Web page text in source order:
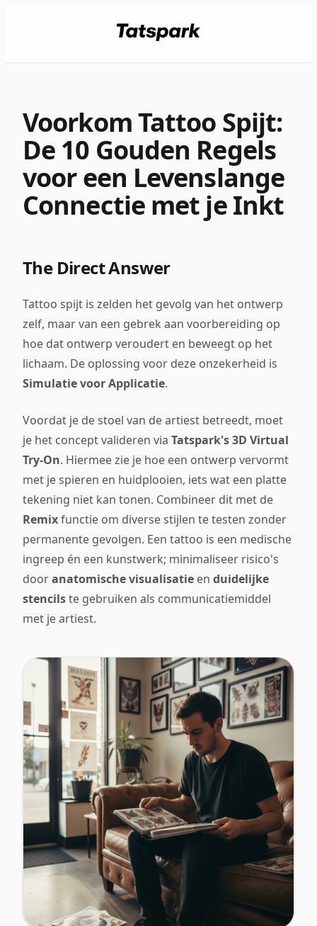
Voorkom Tattoo Spijt:
De 10 Gouden Regels
voor een Levenslange
Connectie met je Inkt
The Direct Answer
Tattoo spijt is zelden het gevolg van het ontwerp
zelf, maar van een gebrek aan voorbereiding op
hoe dat ontwerp veroudert en beweegt op het
lichaam. De oplossing voor deze onzekerheid is
Simulatie voor Applicatie.
Voordat je de stoel van de artiest betreedt, moet
je het concept valideren via Tatspark's 3D Virtual
Try-On. Hiermee zie je hoe een ontwerp vervormt
met je spieren en huidplooien, iets wat een platte
tekening niet kan tonen. Combineer dit met de
Remixfunctie om diverse stijlen te testen zonder
permanente gevolgen. Een tattoo is een medische
ingreep én een kunstwerk; minimaliseer risico's
dooranatomische visualisatie en duidelijke
stencilste gebruiken als communicatiemiddel
met je artiest.